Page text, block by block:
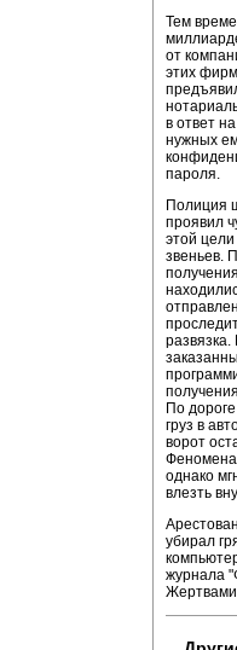
Тем
от
этих
в ответ
нужных
пароля.
Полиция
проявил
этой цели
звеньев.
По
груз в
ворот
однако
влезть
убирал
журнала
Жертвами